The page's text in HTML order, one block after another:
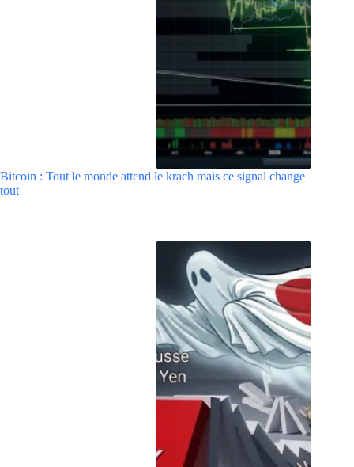
Bitcoin : Tout le monde attend le krach mais ce signal change
tout